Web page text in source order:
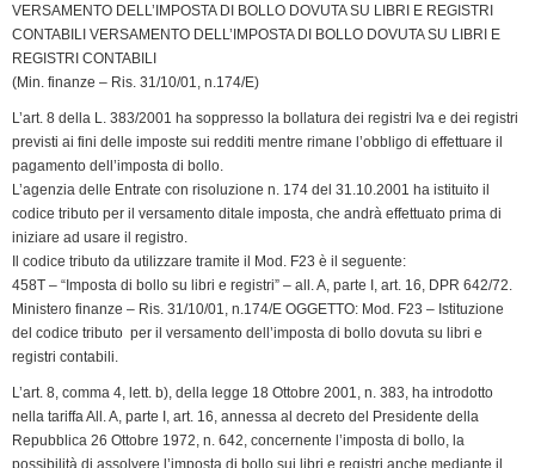
c
e
b
o
o
k
n
k
e
I
n
i
t
t
e
r
a
s
A
p
p
l
g
a
m
p
L
n
i
F
r
e
n
d
l
y
VERSAMENTO DELL’IMPOSTA DI BOLLO DOVUTA SU LIBRI E REGISTRI
CONTABILI VERSAMENTO DELL’IMPOSTA DI BOLLO DOVUTA SU LIBRI E
REGISTRI CONTABILI
(Min. finanze – Ris. 31/10/01, n.174/E)
L’art. 8 della L. 383/2001 ha soppresso la bollatura dei registri Iva e dei registri
previsti ai fini delle imposte sui redditi mentre rimane l’obbligo di effettuare il
pagamento dell’imposta di bollo.
L’agenzia delle Entrate con risoluzione n. 174 del 31.10.2001 ha istituito il
codice tributo per il versamento ditale imposta, che andrà effettuato prima di
iniziare ad usare il registro.
Il codice tributo da utilizzare tramite il Mod. F23 è il seguente:
458T – “Imposta di bollo su libri e registri” – all. A, parte I, art. 16, DPR 642/72.
Ministero finanze – Ris. 31/10/01, n.174/E OGGETTO: Mod. F23 – Istituzione
del codice tributo per il versamento dell’imposta di bollo dovuta su libri e
registri contabili.
L’art. 8, comma 4, lett. b), della legge 18 Ottobre 2001, n. 383, ha introdotto
nella tariffa All. A, parte I, art. 16, annessa al decreto del Presidente della
Repubblica 26 Ottobre 1972, n. 642, concernente l’imposta di bollo, la
possibilità di assolvere l’imposta di bollo sui libri e registri anche mediante il